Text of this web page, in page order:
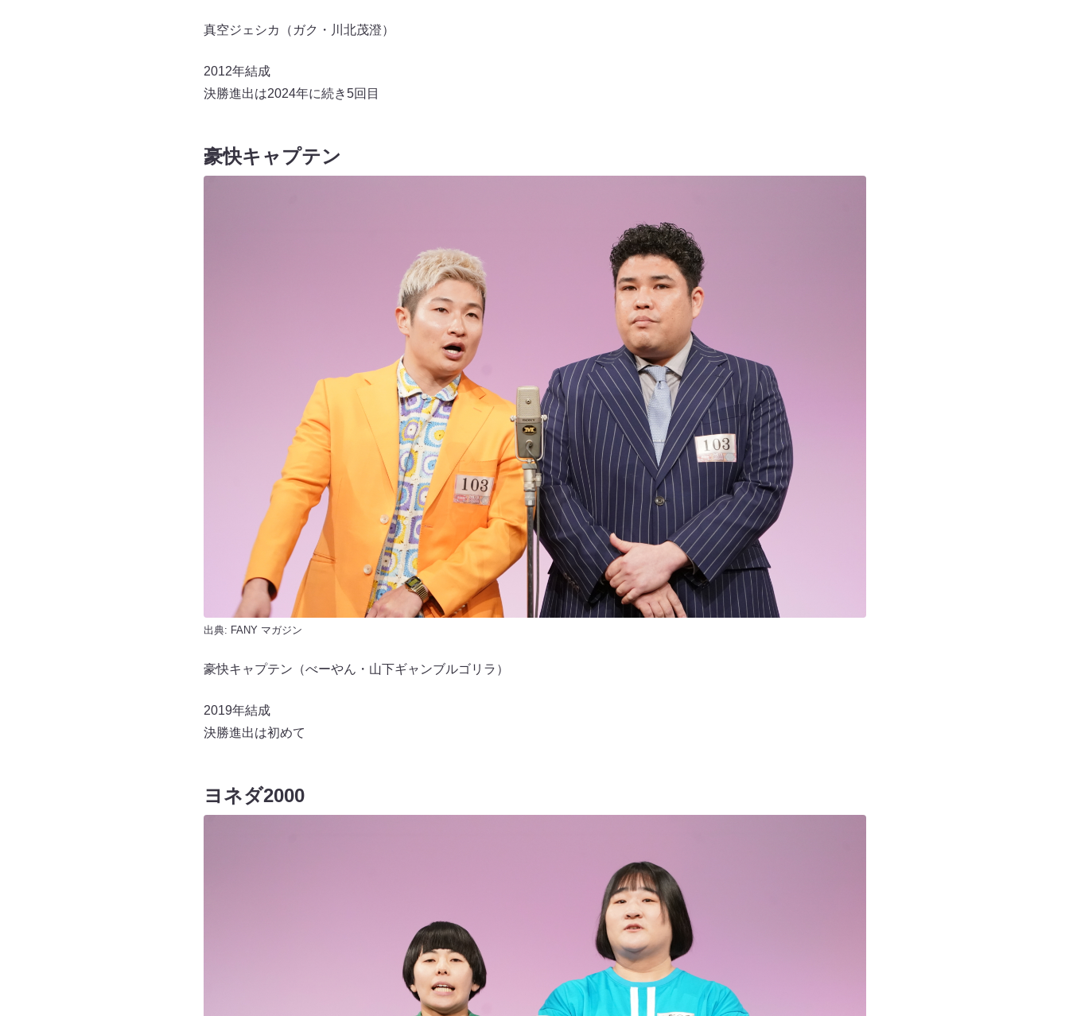
真空ジェシカ（ガク・川北茂澄）
2012年結成
決勝進出は2024年に続き5回目
豪快キャプテン
出典: FANY マガジン
豪快キャプテン（べーやん・山下ギャンブルゴリラ）
2019年結成
決勝進出は初めて
ヨネダ2000